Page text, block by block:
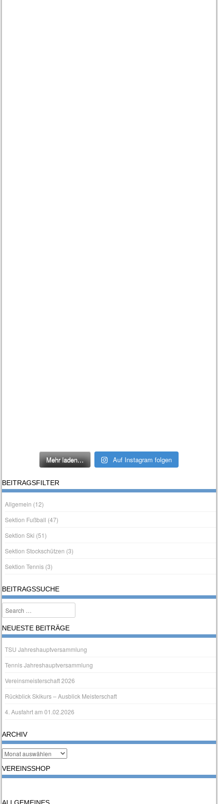
Mehr laden… Auf Instagram folgen
BEITRAGSFILTER
Allgemein (12)
Sektion Fußball (47)
Sektion Ski (51)
Sektion Stockschützen (3)
Sektion Tennis (3)
BEITRAGSSUCHE
Search
NEUESTE BEITRÄGE
TSU Jahreshauptversammlung
Tennis Jahreshauptversammlung
Vereinsmeisterschaft 2026
Rückblick Skikurs – Ausblick Meisterschaft
4. Ausfahrt am 01.02.2026
ARCHIV
Archiv
VEREINSSHOP
ALLGEMEINES